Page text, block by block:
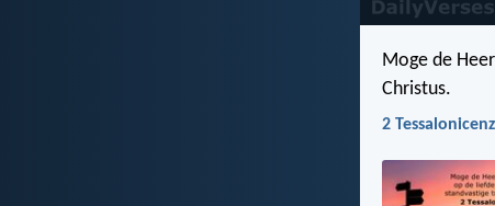
Moge de
Christus.
2